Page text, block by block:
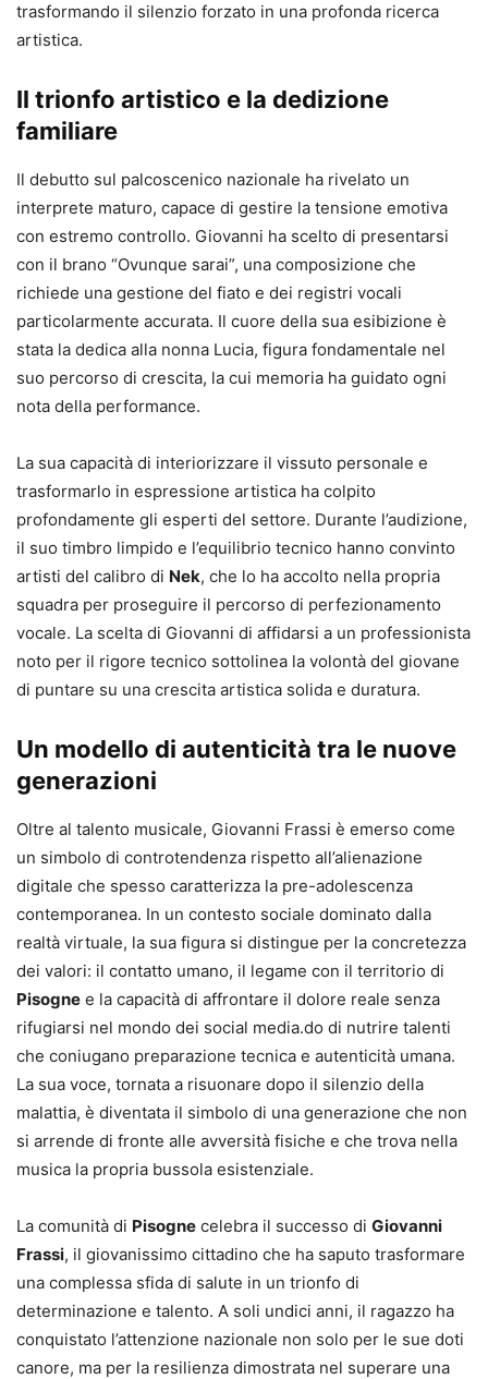
trasformando il silenzio forzato in una profonda ricerca
artistica.
Il trionfo artistico e la dedizione
familiare
Il debutto sul palcoscenico nazionale ha rivelato un
interprete maturo, capace di gestire la tensione emotiva
con estremo controllo. Giovanni ha scelto di presentarsi
con il brano “Ovunque sarai”, una composizione che
richiede una gestione del fiato e dei registri vocali
particolarmente accurata. Il cuore della sua esibizione è
stata la dedica alla nonna Lucia, figura fondamentale nel
suo percorso di crescita, la cui memoria ha guidato ogni
nota della performance.
La sua capacità di interiorizzare il vissuto personale e
trasformarlo in espressione artistica ha colpito
profondamente gli esperti del settore. Durante l’audizione,
il suo timbro limpido e l’equilibrio tecnico hanno convinto
artisti del calibro di Nek, che lo ha accolto nella propria
squadra per proseguire il percorso di perfezionamento
vocale. La scelta di Giovanni di affidarsi a un professionista
noto per il rigore tecnico sottolinea la volontà del giovane
di puntare su una crescita artistica solida e duratura.
Un modello di autenticità tra le nuove
generazioni
Oltre al talento musicale, Giovanni Frassi è emerso come
un simbolo di controtendenza rispetto all’alienazione
digitale che spesso caratterizza la pre-adolescenza
contemporanea. In un contesto sociale dominato dalla
realtà virtuale, la sua figura si distingue per la concretezza
dei valori: il contatto umano, il legame con il territorio di
Pisogne e la capacità di affrontare il dolore reale senza
rifugiarsi nel mondo dei social media.do di nutrire talenti
che coniugano preparazione tecnica e autenticità umana.
La sua voce, tornata a risuonare dopo il silenzio della
malattia, è diventata il simbolo di una generazione che non
si arrende di fronte alle avversità fisiche e che trova nella
musica la propria bussola esistenziale.
La comunità di Pisogne celebra il successo di Giovanni
Frassi, il giovanissimo cittadino che ha saputo trasformare
una complessa sfida di salute in un trionfo di
determinazione e talento. A soli undici anni, il ragazzo ha
conquistato l’attenzione nazionale non solo per le sue doti
canore, ma per la resilienza dimostrata nel superare una